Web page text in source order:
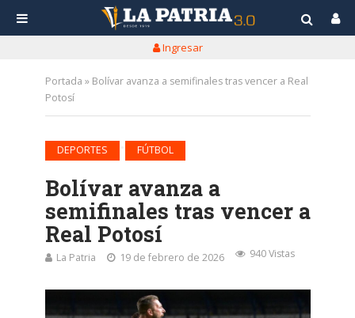
Ingresar
Portada » Bolívar avanza a semifinales tras vencer a Real
Potosí
DEPORTES FÚTBOL
Bolívar avanza a
semifinales tras vencer a
Real Potosí
La Patria 19 de febrero de 2026 940 Vistas